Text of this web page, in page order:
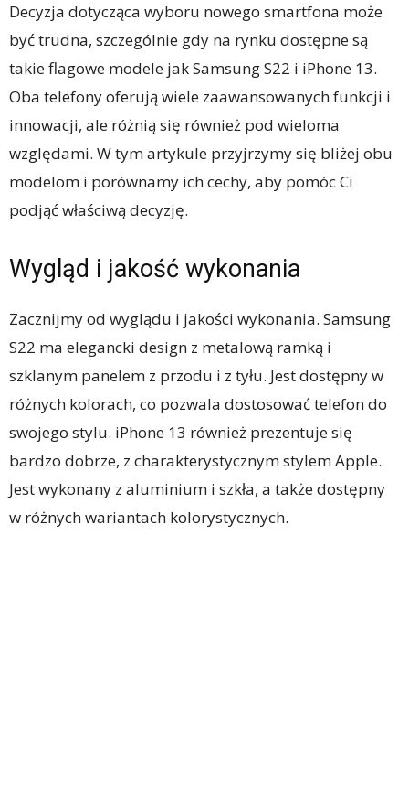
Decyzja dotycząca wyboru nowego smartfona może
być trudna, szczególnie gdy na rynku dostępne są
takie flagowe modele jak Samsung S22 i iPhone 13.
Oba telefony oferują wiele zaawansowanych funkcji i
innowacji, ale różnią się również pod wieloma
względami. W tym artykule przyjrzymy się bliżej obu
modelom i porównamy ich cechy, aby pomóc Ci
podjąć właściwą decyzję.
Wygląd i jakość wykonania
Zacznijmy od wyglądu i jakości wykonania. Samsung
S22 ma elegancki design z metalową ramką i
szklanym panelem z przodu i z tyłu. Jest dostępny w
różnych kolorach, co pozwala dostosować telefon do
swojego stylu. iPhone 13 również prezentuje się
bardzo dobrze, z charakterystycznym stylem Apple.
Jest wykonany z aluminium i szkła, a także dostępny
w różnych wariantach kolorystycznych.